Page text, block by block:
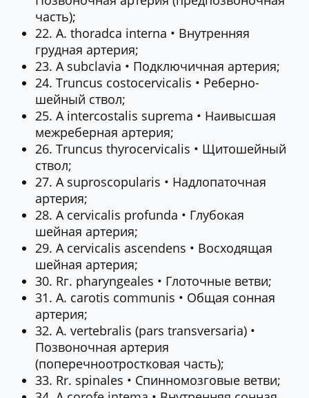
часть);
22. A. thoradca interna • Внутренняя
грудная артерия;
23. A subclavia • Подключичная артерия;
24. Truncus costocervicalis • Реберно-
шейный ствол;
25. А intercostalis suprema • Наивысшая
межреберная артерия;
26. Truncus thyrocervicalis • Щитошейный
ствол;
27. A suproscopularis • Надлопаточная
артерия;
28. A cervicalis profunda • Глубокая
шейная артерия;
29. A cervicalis ascendens • Восходящая
шейная артерия;
30. Rг. pharyngeales • Глоточные ветви;
31. А. carotis communis • Общая сонная
артерия;
32. A. vertebralis (pars transversaria) •
Позвоночная артерия
(поперечноотростковая часть);
33. Rr. spinales • Спинномозговые ветви;